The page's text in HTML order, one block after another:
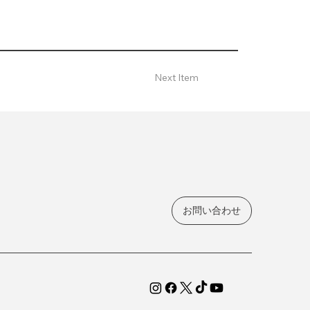
Next Item
お問い合わせ